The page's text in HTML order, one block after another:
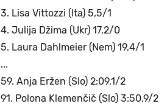
3. Lisa Vittozzi (Ita) 5,5/1
4. Julija Džima (Ukr) 17,2/0
5. Laura Dahlmeier (Nem) 19,4/1
...
59. Anja Eržen (Slo) 2:09,1/2
91. Polona Klemenčič (Slo) 3:50,9/2